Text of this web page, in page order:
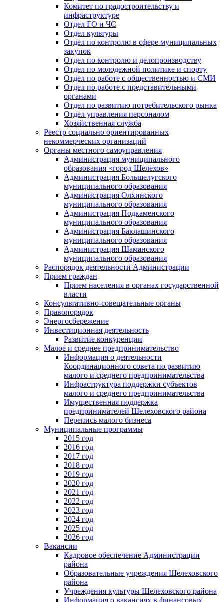
Комитет по градостроительству и
инфраструктуре
Отдел ГО и ЧС
Отдел культуры
Отдел по контролю в сфере муниципальных
закупок
Отдел по контролю и делопроизводству
Отдел по молодежной политике и спорту
Отдел по работе с общественностью и СМИ
Отдел по работе с представительными
органами
Отдел по развитию потребительского рынка
Отдел управления персоналом
Хозяйственная служба
Реестр социально ориентированных
некоммерческих организаций
Органы местного самоуправления
Администрация муниципального
образования «город Шелехов»
Администрация Большелугского
муниципального образования
Администрация Олхинского
муниципального образования
Администрация Подкаменского
муниципального образования
Администрация Баклашинского
муниципального образования
Администрация Шаманского
муниципального образования
Распорядок деятельности Администрации
Прием граждан
Прием населения в органах государственной
власти
Консультативно-совещательные органы
Правопорядок
Энергосбережение
Инвестиционная деятельность
Развитие конкуренции
Малое и среднее предпринимательство
Информация о деятельности
Координационного совета по развитию
малого и среднего предпринимательства
Инфраструктура поддержки субъектов
малого и среднего предпринимательства
Имущественная поддержка
предпринимателей Шелеховского района
Перепись малого бизнеса
Муниципальные программы
2015 год
2016 год
2017 год
2018 год
2019 год
2020 год
2021 год
2022 год
2023 год
2024 год
2025 год
2026 год
Вакансии
Кадровое обеспечение Администрации
района
Образовательные учреждения Шелеховского
района
Учреждения культуры Шелеховского района
Информация о вакансиях в финансовых